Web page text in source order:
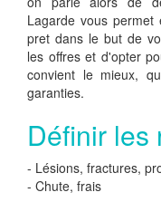
Lagarde vous
pret dans le but de
les offres et d'opter
convient le mieux,
garanties.
Définir les
- Lésions, fractures,
- Chute, frais